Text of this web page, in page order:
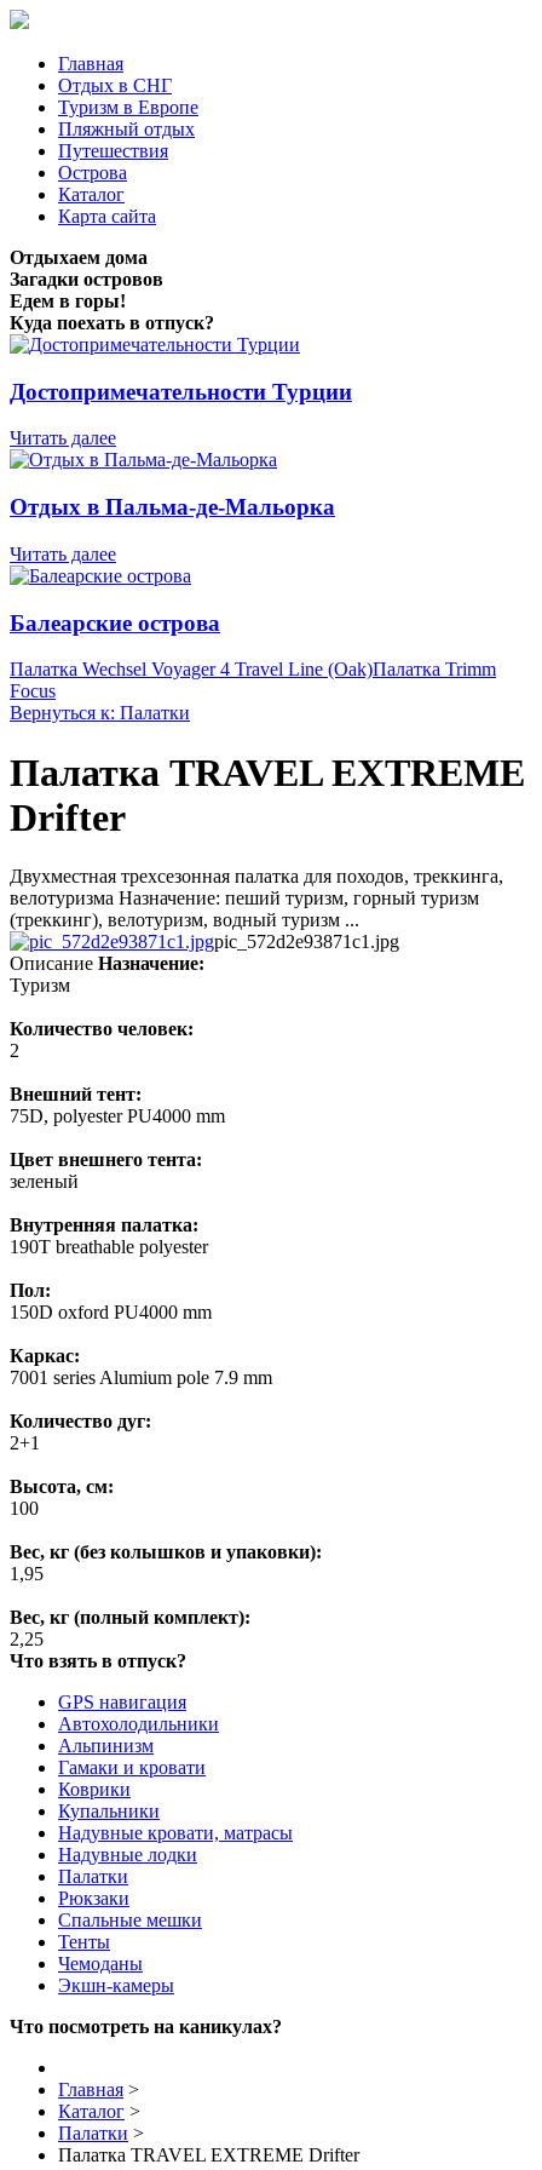
Главная
Отдых в СНГ
Туризм в Европе
Пляжный отдых
Путешествия
Острова
Каталог
Карта сайта
Отдыхаем дома
Загадки островов
Едем в горы!
Куда поехать в отпуск?
Достопримечательности Турции
Читать далее
Отдых в Пальма-де-Мальорка
Читать далее
Балеарские острова
Палатка Wechsel Voyager 4 Travel Line (Oak)Палатка Trimm
Focus
Вернуться к: Палатки
Палатка TRAVEL EXTREME
Drifter
Двухместная трехсезонная палатка для походов, треккинга,
велотуризма Назначение: пеший туризм, горный туризм
(треккинг), велотуризм, водный туризм ...
pic_572d2e93871c1.jpg
Описание Назначение:
Туризм
Количество человек:
2
Внешний тент:
75D, polyester PU4000 mm
Цвет внешнего тента:
зеленый
Внутренняя палатка:
190T breathable polyester
Пол:
150D oxford PU4000 mm
Каркас:
7001 series Alumium pole 7.9 mm
Количество дуг:
2+1
Высота, см:
100
Вес, кг (без колышков и упаковки):
1,95
Вес, кг (полный комплект):
2,25
Что взять в отпуск?
GPS навигация
Автохолодильники
Альпинизм
Гамаки и кровати
Коврики
Купальники
Надувные кровати, матрасы
Надувные лодки
Палатки
Рюкзаки
Спальные мешки
Тенты
Чемоданы
Экшн-камеры
Что посмотреть на каникулах?
Главная >
Каталог >
Палатки >
Палатка TRAVEL EXTREME Drifter